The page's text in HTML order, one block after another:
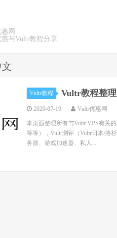
网
与Vultr教程分享
Vultr教程 Vultr教程整
2020-07-19 Vultr优惠网
本页面整理所有与Vultr VPS有关
等等），Vultr测评（Vultr日本/洛
务器、游戏加速器、私人...